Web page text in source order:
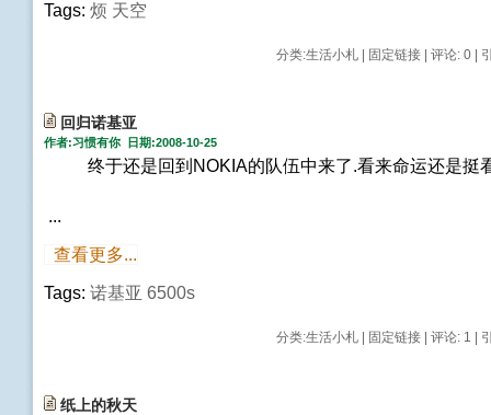
Tags: 烦 天空
分类:生活小札 固定链接 评论: 0 |
回归诺基亚
作者:习惯有你 日期:2008-10-25
终于还是回到NOKIA的队伍中来了.看来命运还是挺
...
查看更多...
Tags: 诺基亚 6500s
分类:生活小札 固定链接 评论: 1 |
纸上的秋天